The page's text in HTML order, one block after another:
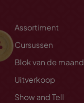
Assortiment
Cursussen
Blok van de maand
Uitverkoop
Show and Tell